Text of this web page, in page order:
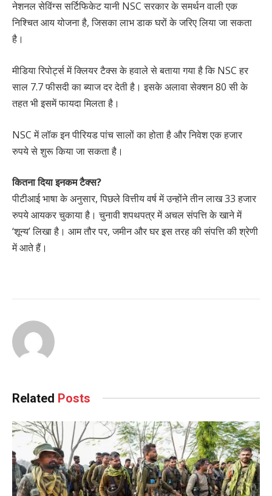
नेशनल सेविंग्स सर्टिफिकेट यानी NSC सरकार के समर्थन वाली एक
निश्चित आय योजना है, जिसका लाभ डाक घरों के जरिए लिया जा सकता
है।
मीडिया रिपोर्ट्स में क्लियर टैक्स के हवाले से बताया गया है कि NSC हर
साल 7.7 फीसदी का ब्याज दर देती है। इसके अलावा सेक्शन 80 सी के
तहत भी इसमें फायदा मिलता है।
NSC में लॉक इन पीरियड पांच सालों का होता है और निवेश एक हजार
रुपये से शुरू किया जा सकता है।
कितना दिया इनकम टैक्स?
पीटीआई भाषा के अनुसार, पिछले वित्तीय वर्ष में उन्होंने तीन लाख 33 हजार
रुपये आयकर चुकाया है। चुनावी शपथपत्र में अचल संपत्ति के खाने में
‘शून्य’ लिखा है। आम तौर पर, जमीन और घर इस तरह की संपत्ति की श्रेणी
में आते हैं।
Related Posts